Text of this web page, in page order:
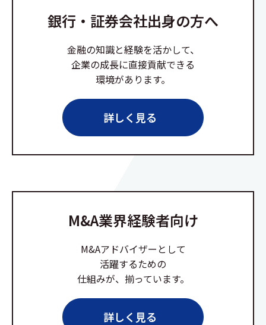
銀行・証券会社出身の方へ
金融の知識と経験を活かして、
企業の成長に直接貢献できる
環境があります。
詳しく見る
M&A業界経験者向け
M&Aアドバイザーとして
活躍するための
仕組みが、揃っています。
詳しく見る